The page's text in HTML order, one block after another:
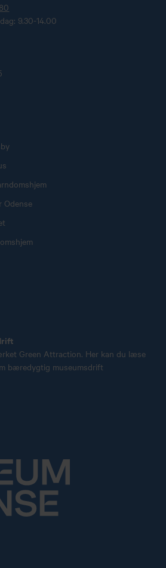
9.30-14.00
Odense
Green Attraction. Her kan du læse
bæredygtig museumsdrift